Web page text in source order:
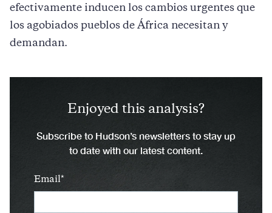
efectivamente inducen los cambios urgentes que
los agobiados pueblos de África necesitan y
demandan.
Enjoyed this analysis?
Subscribe to Hudson’s newsletters to stay up
to date with our latest content.
Email